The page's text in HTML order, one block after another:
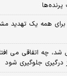
پرنده‌ها
برای همه یک تهدید
چه اتفاقی می
درگیری جلوگیری شود